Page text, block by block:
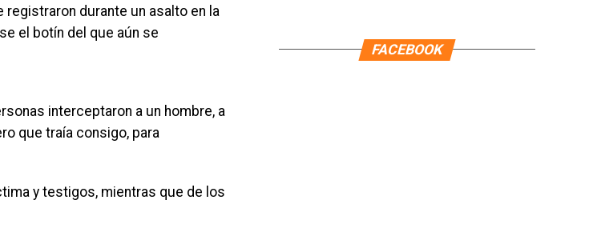
registraron durante un asalto en la
el botín del que aún se
interceptaron a un hombre, a
que traía consigo, para
y testigos, mientras que de los
FACEBOOK